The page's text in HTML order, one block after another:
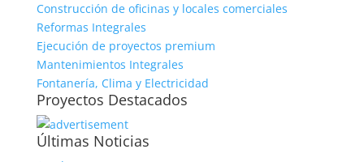
Construcción de oficinas y locales comerciales
Reformas Integrales
Ejecución de proyectos premium
Mantenimientos Integrales
Fontanería, Clima y Electricidad
Proyectos Destacados
Últimas Noticias